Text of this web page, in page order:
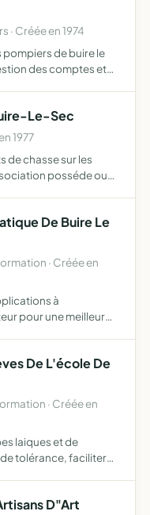
· Créée en 1974
pompiers de buire le
des comptes et
Le-Sec
1977
de chasse sur les
posséde ou
De Buire Le
· Créée en
à
pour une meilleure
De L'école De
· Créée en
laiques et de
tolérance, faciliter
D"Art